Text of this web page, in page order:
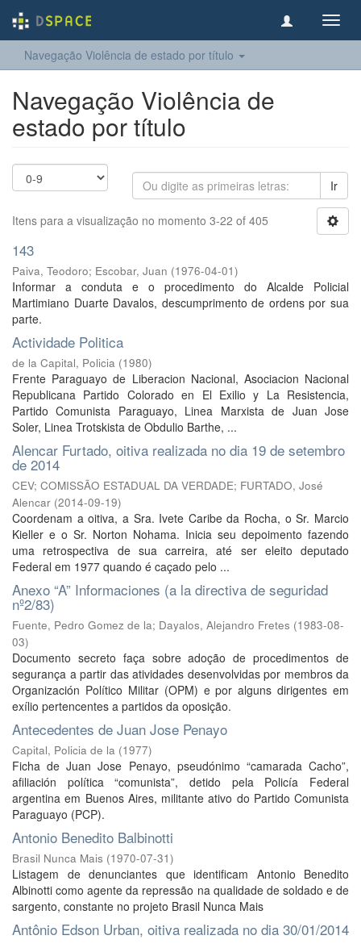
Navegação Violência de estado por título
Navegação Violência de
estado por título
Ir
Itens para a visualização no momento 3-22 of 405
143
Paiva, Teodoro; Escobar, Juan (1976-04-01)
Informar a conduta e o procedimento do Alcalde Policial
Martimiano Duarte Davalos, descumprimento de ordens por sua
parte.
Actividade Politica
de la Capital, Policia (1980)
Frente Paraguayo de Liberacion Nacional, Asociacion Nacional
Republicana Partido Colorado en El Exilio y La Resistencia,
Partido Comunista Paraguayo, Linea Marxista de Juan Jose
Soler, Linea Trotskista de Obdulio Barthe, ...
Alencar Furtado, oitiva realizada no dia 19 de setembro
de 2014
CEV; COMISSÃO ESTADUAL DA VERDADE; FURTADO, José
Alencar (2014-09-19)
Coordenam a oitiva, a Sra. Ivete Caribe da Rocha, o Sr. Marcio
Kieller e o Sr. Norton Nohama. Inicia seu depoimento fazendo
uma retrospectiva de sua carreira, até ser eleito deputado
Federal em 1977 quando é caçado pelo ...
Anexo “A” Informaciones (a la directiva de seguridad
nº2/83)
Fuente, Pedro Gomez de la; Dayalos, Alejandro Fretes (1983-08-
03)
Documento secreto faça sobre adoção de procedimentos de
segurança a partir das atividades desenvolvidas por membros da
Organización Político Militar (OPM) e por alguns dirigentes em
exílio pertencentes a partidos da oposição.
Antecedentes de Juan Jose Penayo
Capital, Policia de la (1977)
Ficha de Juan Jose Penayo, pseudónimo “camarada Cacho”,
afiliación política “comunista”, detido pela Policía Federal
argentina em Buenos Aires, militante ativo do Partido Comunista
Paraguayo (PCP).
Antonio Benedito Balbinotti
Brasil Nunca Mais (1970-07-31)
Listagem de denunciantes que identificam Antonio Benedito
Albinotti como agente da repressão na qualidade de soldado e de
sargento, constante no projeto Brasil Nunca Mais
Antônio Edson Urban, oitiva realizada no dia 30/01/2014